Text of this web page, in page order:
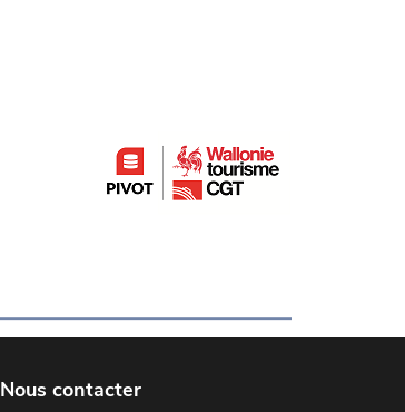
Nous contacter